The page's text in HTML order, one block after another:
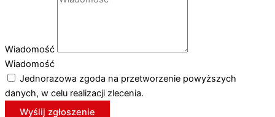
Wiadomość
Wiadomość
Jednorazowa zgoda na przetworzenie powyższych
danych, w celu realizacji zlecenia.
Wyślij zgłoszenie